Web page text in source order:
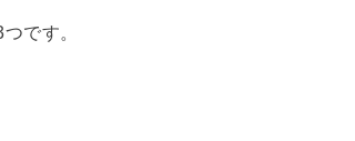
です。